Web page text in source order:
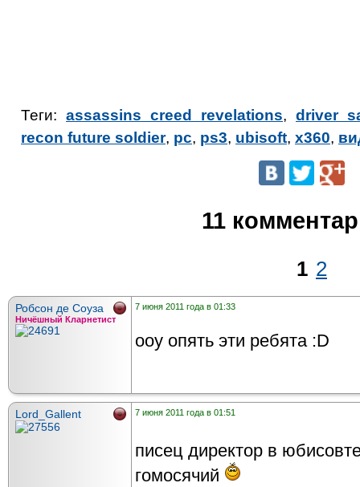
Теги: assassins creed revelations, driver
recon future soldier, pc, ps3, ubisoft, x360,
11
1 2
Робсон де Соуза
Ничёшный Кларнетист
7 июня 2011 года в 01:33
ооу опять эти ребята :D
Lord_Gallent 7 июня 2011 года в 01:51
писец директор в
гомосячий